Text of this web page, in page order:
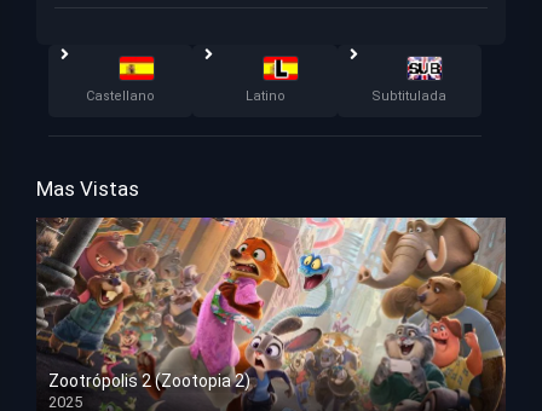
Castellano Latino Subtitulada
Mas Vistas
Zootrópolis 2 (Zootopia 2)
2025